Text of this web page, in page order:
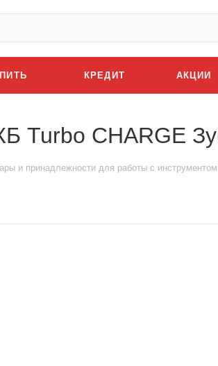
КРЕДИТ АКЦИИ
Turbo CHARGE
и принадлежности для работы с инструментом